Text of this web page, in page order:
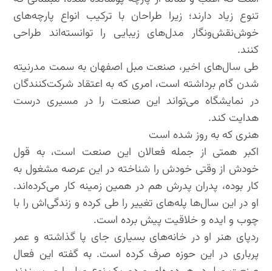
تنوع زیاد دارند؛ زیرا طراحان با ترکیب انواع پارچه‌های
خوش‌نقش‌ونگار مدل‌های زیبایی را توانسته‌اند طراحی
کنند.
طی سال‌های اخیر، صنعت مبل اصفهان به سمت مدرنیته
شدن گام برداشته است، امری که به اعتقاد شرکت‌کنندگان
در نمایشگاه می‌تواند این صنعت را در مسیری درست
هدایت کند.
هنری که به روز شده است
اکبر همتی از جمله فعالان این صنعت است، به قول
خودش از وقتی خودش را شناخته در این عرصه مشغول به
کار بوده، پدران پدرش هم در همین زمینه کار می‌کرده‌اند.
او در این سال‌ها پله‌های تغییر را طی کرده و زندگی‌اش را با
چوب و ایده و خلاقیت پیش برده است.
ردپای هنر او در خانه‌های بسیاری جای پا گذاشته و عمر
پرباری در این حوزه صرف کرده است. به گفته این فعال